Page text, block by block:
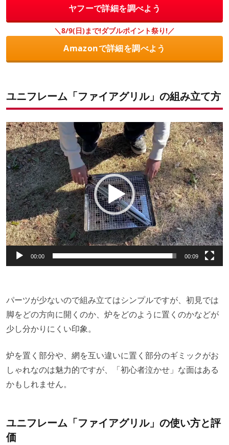
ヤフーで詳細を調べよう
＼8/9(日)まで!ダブルポイント祭り!／
Amazonで詳細を調べよう
ユニフレーム「ファイアグリル」の組み立て方
動
画
プ
レ
ー
ヤ
ー
00:00 00:09
パーツが少ないので組み立てはシンプルですが、初見では
脚をどの方向に開くのか、炉をどのように置くのかなどが
少し分かりにくい印象。
炉を置く部分や、網を互い違いに置く部分のギミックがお
しゃれなのは魅力的ですが、「初心者泣かせ」な面はある
かもしれません。
ユニフレーム「ファイアグリル」の使い方と評
価